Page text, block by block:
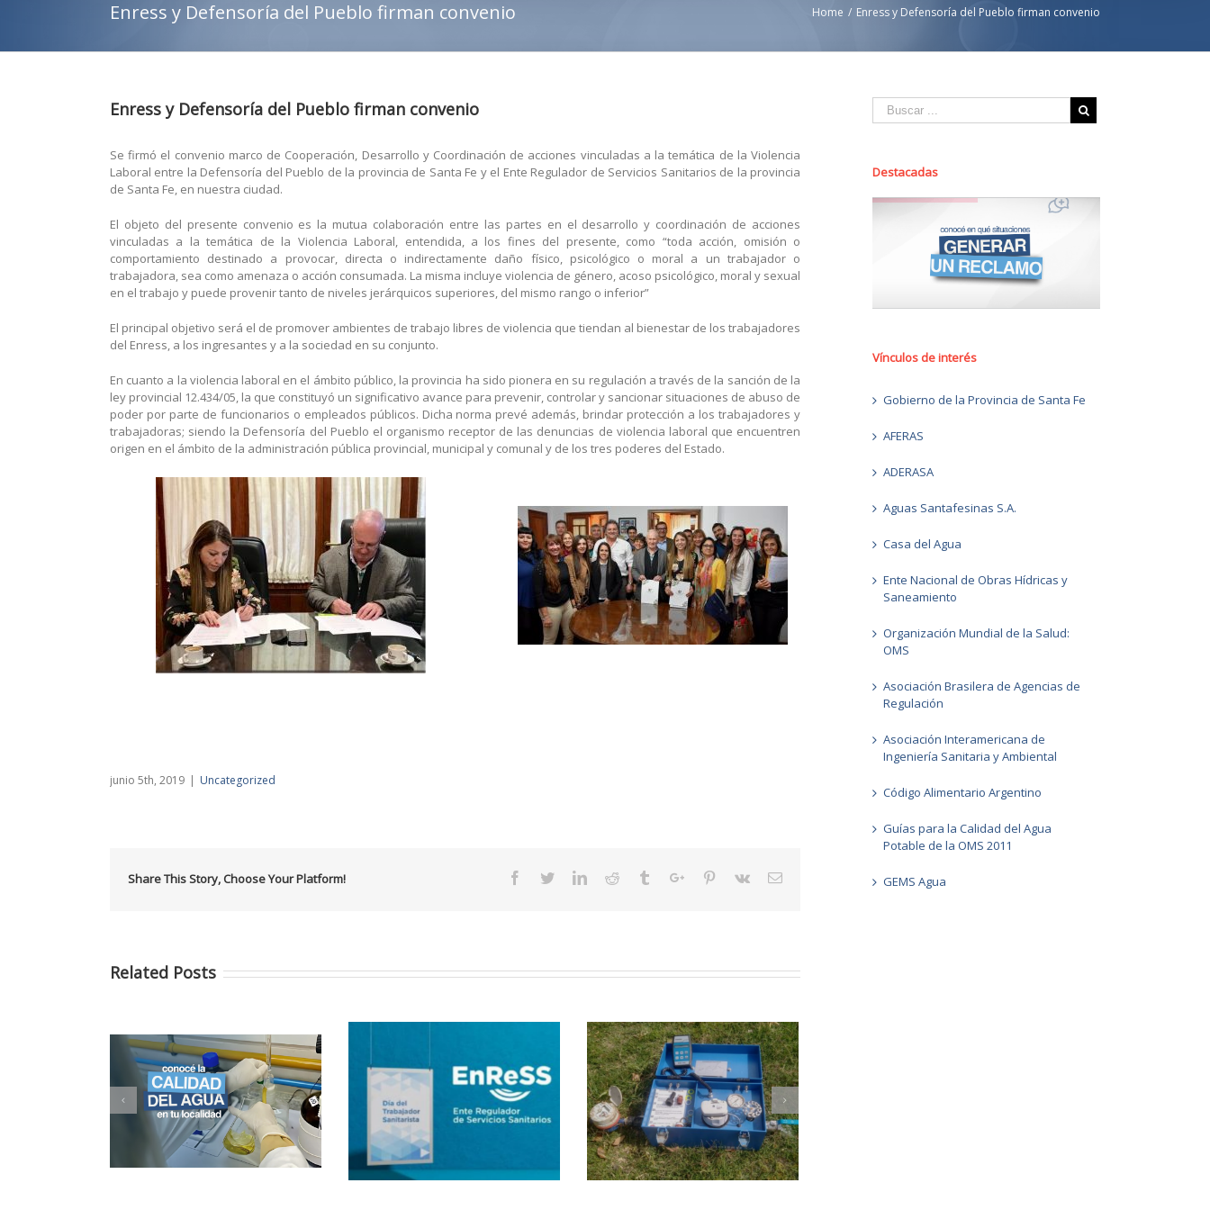
Enress y Defensoría del Pueblo firman convenio Home / Enress y Defensoría del Pueblo firman convenio
Enress y Defensoría del Pueblo firman convenio
Se firmó el convenio marco de Cooperación, Desarrollo y Coordinación de acciones vinculadas a la temática de la Violencia
Laboral entre la Defensoría del Pueblo de la provincia de Santa Fe y el Ente Regulador de Servicios Sanitarios de la provincia
de Santa Fe, en nuestra ciudad.
El objeto del presente convenio es la mutua colaboración entre las partes en el desarrollo y coordinación de acciones
vinculadas a la temática de la Violencia Laboral, entendida, a los fines del presente, como “toda acción, omisión o
comportamiento destinado a provocar, directa o indirectamente daño físico, psicológico o moral a un trabajador o
trabajadora, sea como amenaza o acción consumada. La misma incluye violencia de género, acoso psicológico, moral y sexual
en el trabajo y puede provenir tanto de niveles jerárquicos superiores, del mismo rango o inferior”
El principal objetivo será el de promover ambientes de trabajo libres de violencia que tiendan al bienestar de los trabajadores
del Enress, a los ingresantes y a la sociedad en su conjunto.
En cuanto a la violencia laboral en el ámbito público, la provincia ha sido pionera en su regulación a través de la sanción de la
ley provincial 12.434/05, la que constituyó un significativo avance para prevenir, controlar y sancionar situaciones de abuso de
poder por parte de funcionarios o empleados públicos. Dicha norma prevé además, brindar protección a los trabajadores y
trabajadoras; siendo la Defensoría del Pueblo el organismo receptor de las denuncias de violencia laboral que encuentren
origen en el ámbito de la administración pública provincial, municipal y comunal y de los tres poderes del Estado.
junio 5th, 2019 | Uncategorized
Share This Story, Choose Your Platform! Facebook
TwitterLinkedinReddit TumblrGoogle+Pinterest
Vk Email
Related Posts
15 de Mayo – Feliz Día del
Trabajador Sanitarista
El ENRESS está para…
Día Mundial del Saneamiento
Destacadas
Vínculos de interés
Gobierno de la Provincia de Santa Fe
AFERAS
ADERASA
Aguas Santafesinas S.A.
Casa del Agua
Ente Nacional de Obras Hídricas y
Saneamiento
Organización Mundial de la Salud:
OMS
Asociación Brasilera de Agencias de
Regulación
Asociación Interamericana de
Ingeniería Sanitaria y Ambiental
Código Alimentario Argentino
Guías para la Calidad del Agua
Potable de la OMS 2011
GEMS Agua